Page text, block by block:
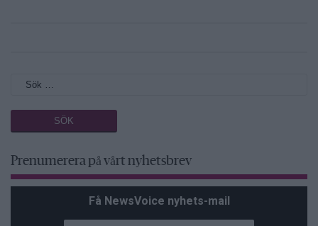
Prenumerera på vårt nyhetsbrev
Få NewsVoice nyhets-mail